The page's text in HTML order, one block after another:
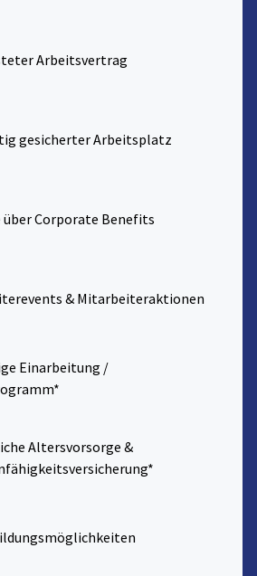
Arbeitsvertrag
gesicherter Arbeitsplatz
Corporate Benefits
& Mitarbeiteraktionen
Einarbeitung /
Altersvorsorge &